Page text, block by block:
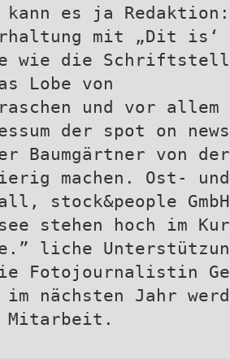
es ja
mit „Dit
wie die
Lobe von
und vor
der spot on
Baumgärtner von
machen. Ost-
stock&people
stehen hoch im
liche
Fotojournalistin
im nächsten Jahr
Mitarbeit.